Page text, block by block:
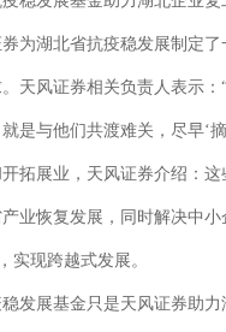
为湖北省抗疫稳发展制定
天风证券相关负责人表示
是与他们共渡难关，尽早‘
拓展业，天风证券介绍：
业恢复发展，同时解决中
实现跨越式发展。
发展基金只是天风证券助